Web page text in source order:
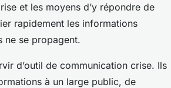
et les moyens d’y répondre de
rapidement les informations
ne se propagent.
d’outil de communication crise. Ils
à un large public, de